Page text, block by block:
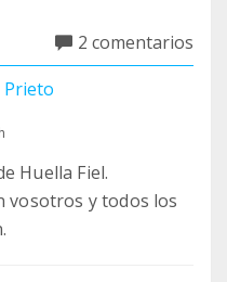
2 comentarios
Prieto
Huella Fiel.
vosotros y todos los